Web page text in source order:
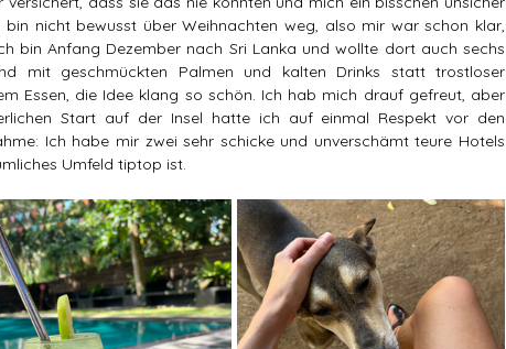
nicht bewusst über Weihnachten weg, also mir war schon klar,
bin Anfang Dezember nach Sri Lanka und wollte dort auch sechs
mit geschmückten Palmen und kalten Drinks statt trostloser
Essen, die Idee klang so schön. Ich hab mich drauf gefreut, aber
Start auf der Insel hatte ich auf einmal Respekt vor den
Ich habe mir zwei sehr schicke und unverschämt teure Hotels
Umfeld tiptop ist.